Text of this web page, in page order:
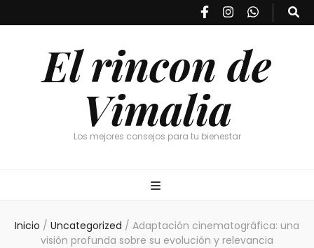
El rincon de
Vimalia
Los mejores consejos para tu bienestar
Inicio / Uncategorized / Adaptación cinematográfica: una
visión profunda sobre su evolución y relevancia